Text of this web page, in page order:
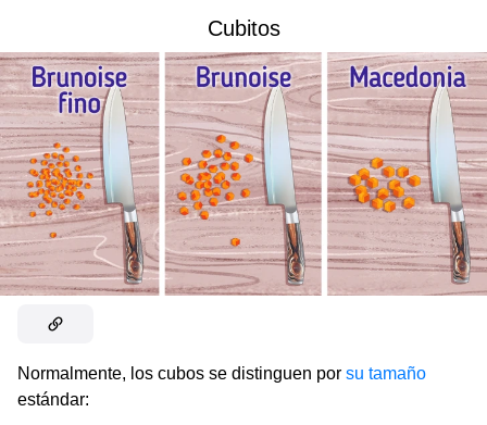
Cubitos
Normalmente, los cubos se distinguen por su tamaño
estándar: